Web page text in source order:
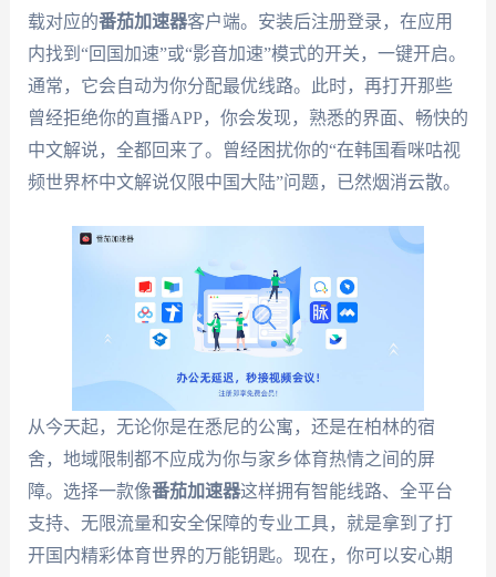
载对应的番茄加速器客户端。安装后注册登录，在应用
内找到“回国加速”或“影音加速”模式的开关，一键开启。
通常，它会自动为你分配最优线路。此时，再打开那些
曾经拒绝你的直播APP，你会发现，熟悉的界面、畅快的
中文解说，全都回来了。曾经困扰你的“在韩国看咪咕视
频世界杯中文解说仅限中国大陆”问题，已然烟消云散。
从今天起，无论你是在悉尼的公寓，还是在柏林的宿
舍，地域限制都不应成为你与家乡体育热情之间的屏
障。选择一款像番茄加速器这样拥有智能线路、全平台
支持、无限流量和安全保障的专业工具，就是拿到了打
开国内精彩体育世界的万能钥匙。现在，你可以安心期